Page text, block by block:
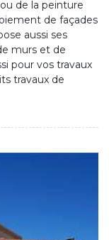
de la peinture
de façades
aussi ses
murs et de
pour vos travaux
travaux de